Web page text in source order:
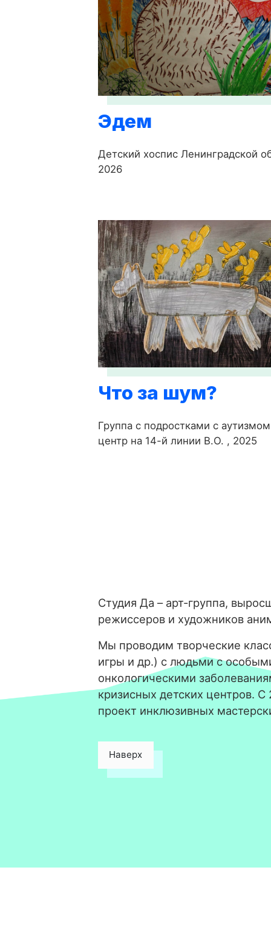
Эдем
Детский хоспис Ленинградской
2026
Что за шум?
Группа с подростками с
центр на 14-й линии В.О. , 2025
Студия Да – арт-группа,
режиссеров и художников
Мы проводим творческие
игры и др.) с людьми с
онкологическими
кризисных детских центров.
проект инклюзивных
Наверх